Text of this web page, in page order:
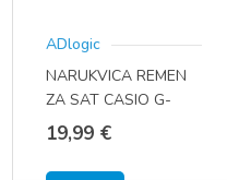
mogu
odabrati
na
ADlogic
NARUKVICA REMEN
ZA SAT CASIO G-
SHOCK GD-100 / GA-
110 / GA-140
19,99 €